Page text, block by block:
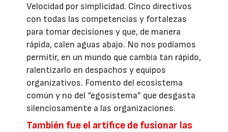
Velocidad por simplicidad. Cinco directivos
con todas las competencias y fortalezas
para tomar decisiones y que, de manera
rápida, calen aguas abajo. No nos podíamos
permitir, en un mundo que cambia tan rápido,
ralentizarlo en despachos y equipos
organizativos. Fomento del ecosistema
común y no del “egosistema” que desgasta
silenciosamente a las organizaciones.
También fue el artífice de fusionar las